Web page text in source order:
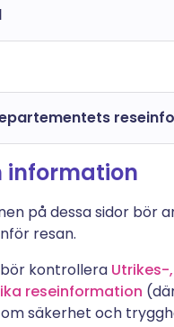
information
på dessa sidor bör
resan.
kontrollera Utrikes-
reseinformation
säkerhet och